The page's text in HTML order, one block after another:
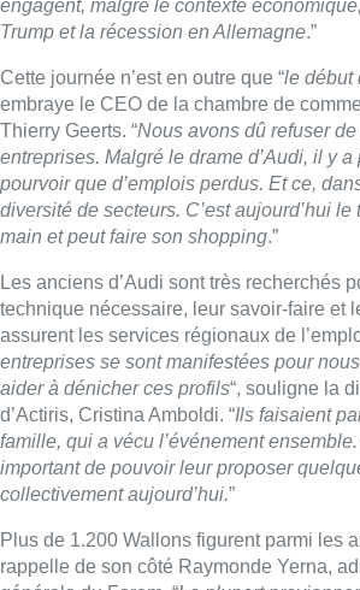
assurent les services régionaux de
entreprises se sont manifestées pour
aider à dénicher ces profils
“, souligne la
d’Actiris, Cristina Amboldi. “ Ils faisaient
famille, qui a vécu l’événement ensemble.
important de pouvoir leur proposer
collectivement aujourd’hui.”
Plus de 1.200 Wallons figurent parmi les
rappelle de son côté Raymonde Yerna,
La plupart
chômage est déjà élevé. Nous voulions
présents pour ces travailleurs qui
recruteurs. Nous organiserons d’ailleurs
supplémentaires en Wallonie, également
que nous avons dû refuser aujourd’hui.”
Belga – Photo : Belga
Lire aussi :
Foire du Midi: les